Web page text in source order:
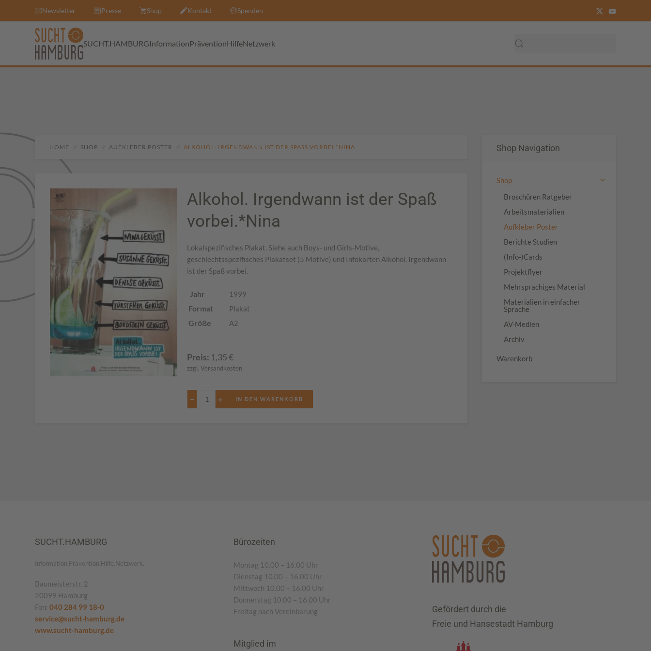
Newsletter Presse Shop Kontakt Spenden
SUCHT.HAMBURGInformationPräventionHilfeNetzwerk
HOME SHOP AUFKLEBER POSTER ALKOHOL. IRGENDWANN IST DER SPASS VORBEI.*NINA
Alkohol. Irgendwann ist der Spaß
vorbei.*Nina
Lokalspezifisches Plakat. Siehe auch Boys- und Girls-Motive,
geschlechtsspezifisches Plakatset (5 Motive) und Infokarten Alkohol. Irgendwann
ist der Spaß vorbei.
Jahr 1999
Format Plakat
Größe A2
Preis: 1,35 €
zzgl. Versandkosten
− +
Shop Navigation
Shop
Broschüren Ratgeber
Arbeitsmaterialien
Aufkleber Poster
Berichte Studien
(Info-)Cards
Projektflyer
Mehrsprachiges Material
Materialien in einfacher
Sprache
AV-Medien
Archiv
Warenkorb
SUCHT.HAMBURG
Information.Prävention.Hilfe.Netzwerk.
Baumeisterstr. 2
20099 Hamburg
Fon: 040 284 99 18-0
service@sucht-hamburg.de
www.sucht-hamburg.de
Bürozeiten
Montag 10.00 – 16.00 Uhr
Dienstag 10.00 – 16.00 Uhr
Mittwoch 10.00 – 16.00 Uhr
Donnerstag 10.00 – 16.00 Uhr
Freitag nach Vereinbarung
Mitglied im
Gefördert durch die
Freie und Hansestadt Hamburg